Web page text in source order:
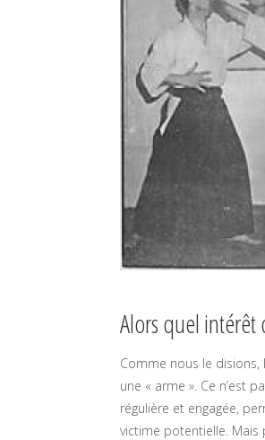
Alors quel intérêt
Comme nous le disions,
une « arme ». Ce n’est
régulière et engagée,
victime potentielle. Mais